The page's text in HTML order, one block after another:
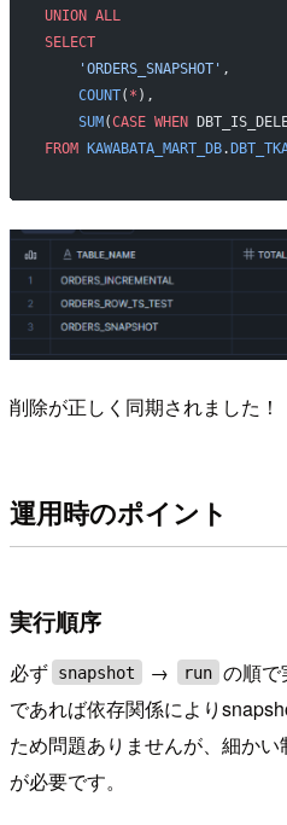
UNION ALL
SELECT
    'ORDERS_SNAPSHOT'
,
    COUNT
( * ),
    SUM
(CASE WHEN
FROM KAWABATA_MART_DB.
削除が正しく同期されました！
運用時のポイント
実行順序
必ず snapshot → run の順で
であれば依存関係により
ため問題ありませんが、細か
が必要です。